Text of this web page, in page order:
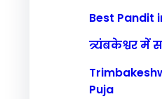
Best Pandit
त्र्यंबकेश्वर में
Puja